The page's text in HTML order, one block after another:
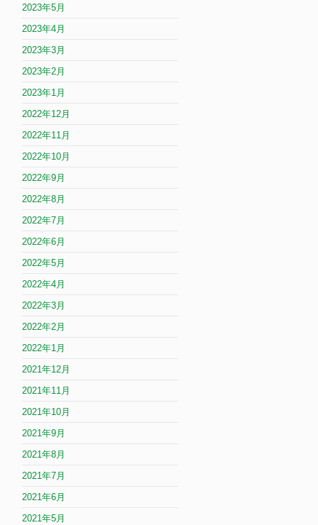
2023年5月
2023年4月
2023年3月
2023年2月
2023年1月
2022年12月
2022年11月
2022年10月
2022年9月
2022年8月
2022年7月
2022年6月
2022年5月
2022年4月
2022年3月
2022年2月
2022年1月
2021年12月
2021年11月
2021年10月
2021年9月
2021年8月
2021年7月
2021年6月
2021年5月